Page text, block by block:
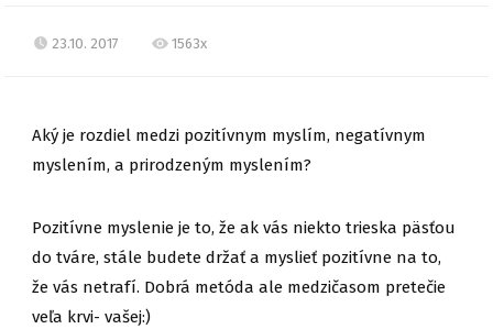
23.10. 2017 1563x
Aký je rozdiel medzi pozitívnym myslím, negatívnym
myslením, a prirodzeným myslením?
Pozitívne myslenie je to, že ak vás niekto trieska päsťou
do tváre, stále budete držať a myslieť pozitívne na to,
že vás netrafí. Dobrá metóda ale medzičasom pretečie
veľa krvi- vašej:)